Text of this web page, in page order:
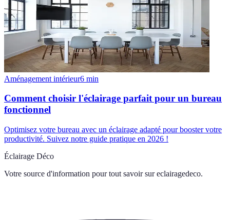
Aménagement intérieur6 min
Comment choisir l'éclairage parfait pour un bureau
fonctionnel
Optimisez votre bureau avec un éclairage adapté pour booster votre
productivité. Suivez notre guide pratique en 2026 !
Éclairage Déco
Votre source d'information pour tout savoir sur eclairagedeco.